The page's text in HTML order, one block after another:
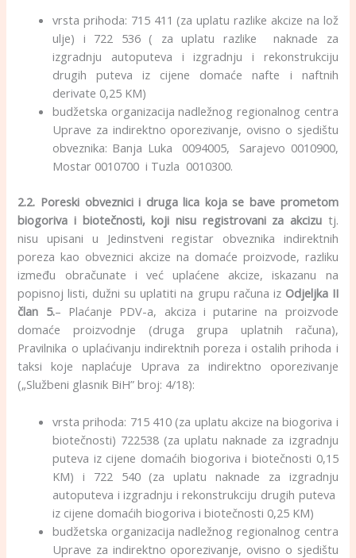
vrsta prihoda: 715 411 (za uplatu razlike akcize na lož
ulje) i 722 536 ( za uplatu razlike naknade za
izgradnju autoputeva i izgradnju i rekonstrukciju
drugih puteva iz cijene domaće nafte i naftnih
derivate 0,25 KM)
budžetska organizacija nadležnog regionalnog centra
Uprave za indirektno oporezivanje, ovisno o sjedištu
obveznika: Banja Luka 0094005, Sarajevo 0010900,
Mostar 0010700 i Tuzla 0010300.
2.2. Poreski obveznici i druga lica koja se bave prometom
biogoriva i biotečnosti, koji nisu registrovani za akcizutj.
nisu upisani u Jedinstveni registar obveznika indirektnih
poreza kao obveznici akcize na domaće proizvode, razliku
između obračunate i već uplaćene akcize, iskazanu na
popisnoj listi, dužni su uplatiti na grupu računa iz Odjeljka II
član 5.– Plaćanje PDV-a, akciza i putarine na proizvode
domaće proizvodnje (druga grupa uplatnih računa),
Pravilnika o uplaćivanju indirektnih poreza i ostalih prihoda i
taksi koje naplaćuje Uprava za indirektno oporezivanje
(„Službeni glasnik BiH” broj: 4/18):
vrsta prihoda: 715 410 (za uplatu akcize na biogoriva i
biotečnosti) 722538 (za uplatu naknade za izgradnju
puteva iz cijene domaćih biogoriva i biotečnosti 0,15
KM) i 722 540 (za uplatu naknade za izgradnju
autoputeva i izgradnju i rekonstrukciju drugih puteva
iz cijene domaćih biogoriva i biotečnosti 0,25 KM)
budžetska organizacija nadležnog regionalnog centra
Uprave za indirektno oporezivanje, ovisno o sjedištu